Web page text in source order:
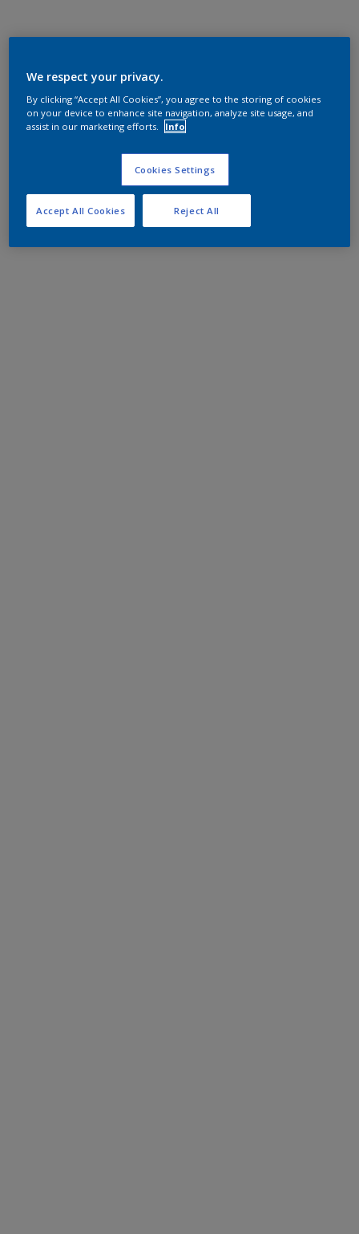
We respect your privacy.
By clicking “Accept All Cookies”, you agree to the storing of cookies
on your device to enhance site navigation, analyze site usage, and
assist in our marketing efforts.
Info
Cookies Settings
Reject All
Accept All Cookies